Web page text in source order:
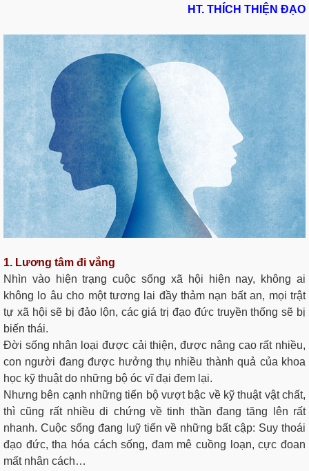
HT. THÍCH THIỆN ĐẠO
1. Lương tâm đi vắng
Nhìn vào hiện trạng cuộc sống xã hội hiện nay, không ai
không lo âu cho một tương lai đầy thảm nạn bất an, mọi trật
tự xã hội sẽ bị đảo lộn, các giá trị đạo đức truyền thống sẽ bị
biến thái.
Đời sống nhân loại được cải thiện, được nâng cao rất nhiều,
con người đang được hưởng thụ nhiều thành quả của khoa
học kỹ thuật do những bộ óc vĩ đại đem lại.
Nhưng bên cạnh những tiến bộ vượt bậc về kỹ thuật vật chất,
thì cũng rất nhiều di chứng về tinh thần đang tăng lên rất
nhanh. Cuộc sống đang luỹ tiến về những bất cập: Suy thoái
đạo đức, tha hóa cách sống, đam mê cuồng loạn, cực đoan
mất nhân cách…